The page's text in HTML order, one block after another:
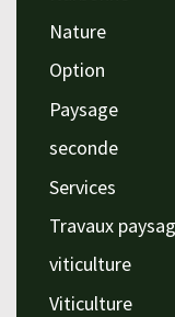
Nature
Option
Paysage
seconde
Services
Travaux
viticulture
Viticulture